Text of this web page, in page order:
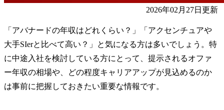
2026年02月27日更新
「アバナードの年収はどれくらい？」「アクセンチュアや
大手SIerと比べて高い？」と気になる方は多いでしょう。特
に中途入社を検討している方にとって、提示されるオファ
ー年収の相場や、どの程度キャリアアップが見込めるのか
は事前に把握しておきたい重要な情報です。